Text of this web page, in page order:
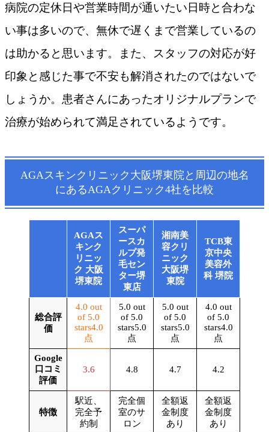
病院の定休日や営業時間が通いたい日時と合わな
い事は多いので、無休で遅くまで営業しているの
は助かると思います。また、スタッフの対応が好
印象と感じた事で不安も解消されたのではないで
しょうか。患者さんにあったオリジナルプランで
治療が始められて満足されているようです。
AGAスキンクリニック大阪堺東院と 周辺の地名
にあるAGAクリニック4社を比較
AGAス
キンク
リニッ
ク 大阪
堺東院
スーパ
ースカ
ルプ発
毛セン
ター堺
東店
湘南美
容クリ
ニック
大阪堺
東院
TCB東
京中央
美容外
科 堺院
総合評
価
4.0 out
of 5.0
stars4.0
点
5.0 out
of 5.0
stars5.0
点
5.0 out
of 5.0
stars5.0
点
4.0 out
of 5.0
stars4.0
点
Google
口コミ
評価
3.6 4.8 4.7 4.2
特徴
駅近、
完全予
約制
完全個
室のサ
ロン
全額返
金制度
あり
全額返
金制度
あり